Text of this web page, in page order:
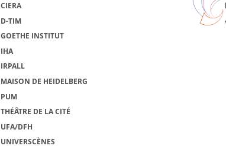
CIERA
D-TIM
GOETHE INSTITUT
IHA
IRPALL
MAISON DE HEIDELBERG
PUM
THÉÂTRE DE LA CITÉ
UFA/DFH
UNIVERSCÈNES